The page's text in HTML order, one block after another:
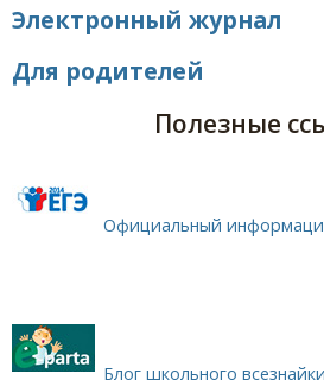
Электронный журнал
Для родителей
Полезные
Официальный
Блог школьного всезнайки